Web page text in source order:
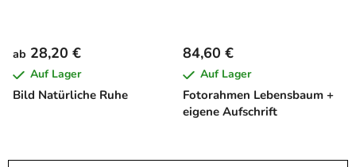
Bild Natürliche Ruhe
ab 28,20 €
Auf Lager
Fotorahmen Lebensbaum +
eigene Aufschrift
84,60 €
Auf Lager